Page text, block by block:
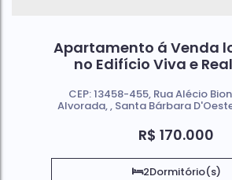
Apartamento á Venda
no Edifício Viva e
R$ 170.000
CEP: 13458-455, Rua Alécio
Alvorada , Santa Bárbara
2Dormitório(s)